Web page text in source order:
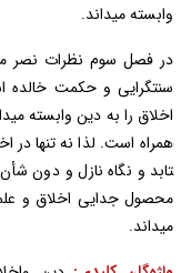
وابسته می­داند.
در فصل سوم نظرات نصر
سنت­گرایی و حکمت
اخلاق را به دین وابسته
تابد و نگاه نازل و دون
محصول جدایی اخلاق و
می­داند.